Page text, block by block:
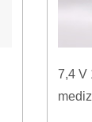
7,4 V